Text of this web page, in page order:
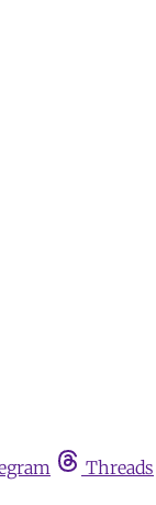
Threads